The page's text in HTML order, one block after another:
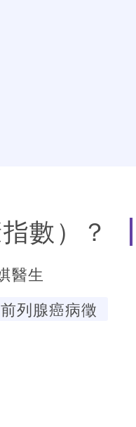
數）？
醫生
前列腺癌病徵